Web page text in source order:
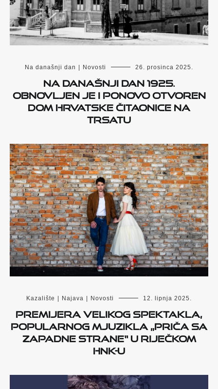
Na današnji dan Novosti 26. prosinca 2025.
Na današnji dan 1925.
obnovljen je i ponovo otvoren
Dom Hrvatske čitaonice na
Trsatu
Kazalište Najava Novosti 12. lipnja 2025.
Premijera velikog spektakla,
popularnog mjuzikla „Priča sa
Zapadne strane“ u riječkom
HNK-u